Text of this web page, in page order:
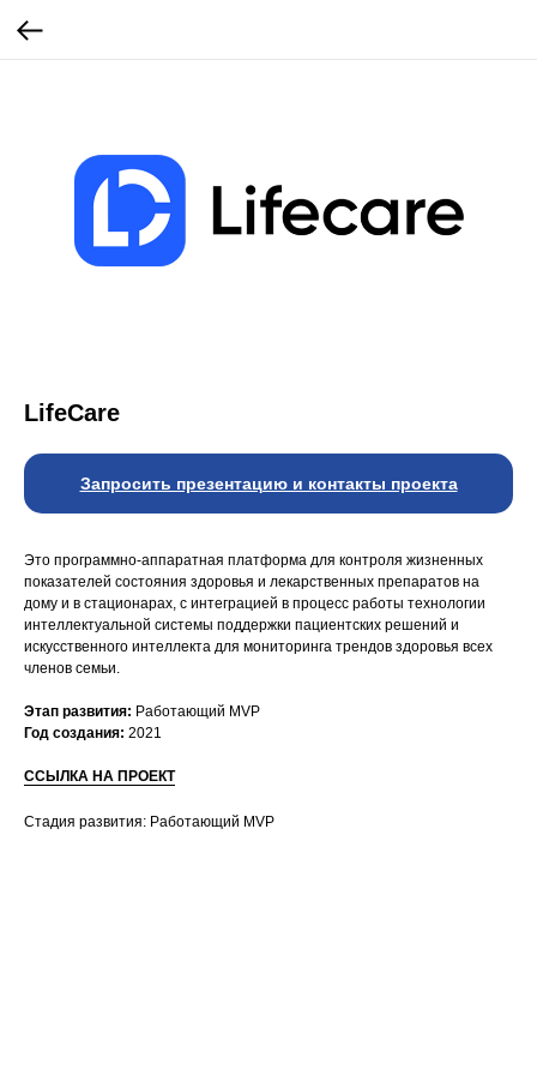
LifeCare
Запросить презентацию и контакты проекта
Это программно-аппаратная платформа для контроля жизненных
показателей состояния здоровья и лекарственных препаратов на
дому и в стационарах, с интеграцией в процесс работы технологии
интеллектуальной системы поддержки пациентских решений и
искусственного интеллекта для мониторинга трендов здоровья всех
членов семьи.
Этап развития: ⁠Работающий MVP
Год создания: 2021
ССЫЛКА НА ПРОЕКТ
Стадия развития: Работающий MVP